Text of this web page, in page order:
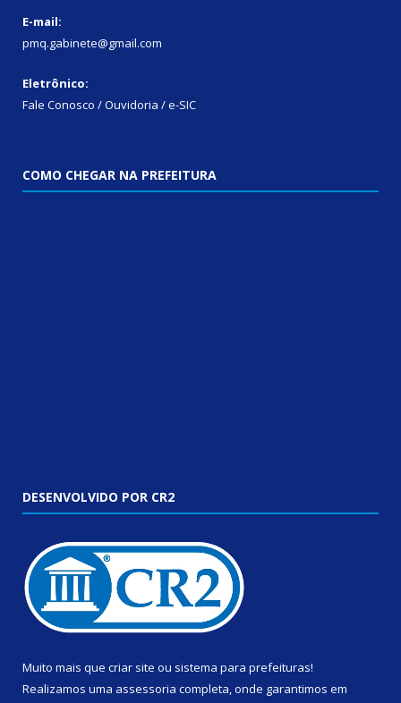
E-mail:
pmq.gabinete@gmail.com
Eletrônico:
Fale Conosco / Ouvidoria / e-SIC
COMO CHEGAR NA PREFEITURA
DESENVOLVIDO POR CR2
Muito mais que criar site ou sistema para prefeituras!
Realizamos uma assessoria completa, onde garantimos em